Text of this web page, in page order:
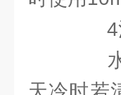
4清
水